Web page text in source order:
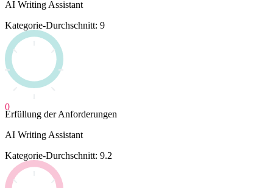
AI Writing Assistant
Kategorie-Durchschnitt: 9
0
Erfüllung der Anforderungen
AI Writing Assistant
Kategorie-Durchschnitt: 9.2